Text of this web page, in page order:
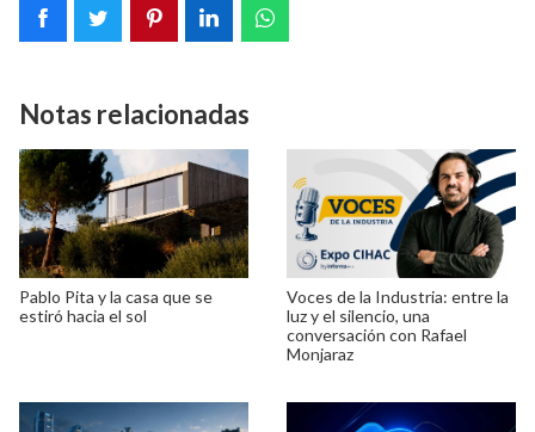
Notas relacionadas
Pablo Pita y la casa que se
estiró hacia el sol
Voces de la Industria: entre la
luz y el silencio, una
conversación con Rafael
Monjaraz